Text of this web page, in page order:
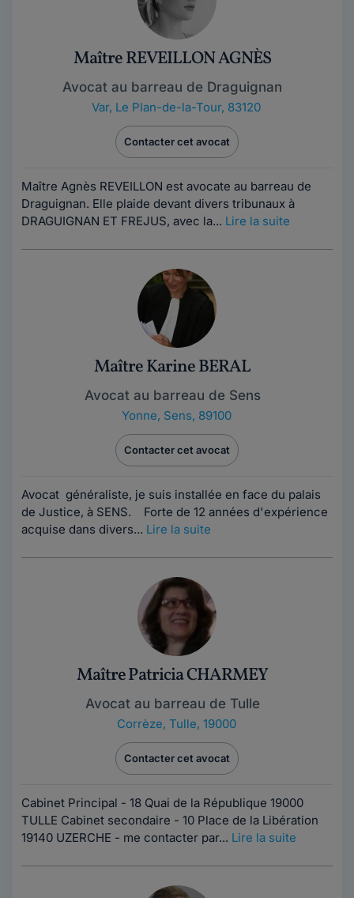
Maître REVEILLON AGNÈS
Avocat au barreau de Draguignan
Var, Le Plan-de-la-Tour, 83120
Contacter cet avocat
Maître Agnès REVEILLON est avocate au barreau de
Draguignan. Elle plaide devant divers tribunaux à
DRAGUIGNAN ET FREJUS, avec la... Lire la suite
Maître Karine BERAL
Avocat au barreau de Sens
Yonne, Sens, 89100
Contacter cet avocat
Avocat généraliste, je suis installée en face du palais
de Justice, à SENS. Forte de 12 années d'expérience
acquise dans divers... Lire la suite
Maître Patricia CHARMEY
Avocat au barreau de Tulle
Corrèze, Tulle, 19000
Contacter cet avocat
Cabinet Principal - 18 Quai de la République 19000
TULLE Cabinet secondaire - 10 Place de la Libération
19140 UZERCHE - me contacter par... Lire la suite